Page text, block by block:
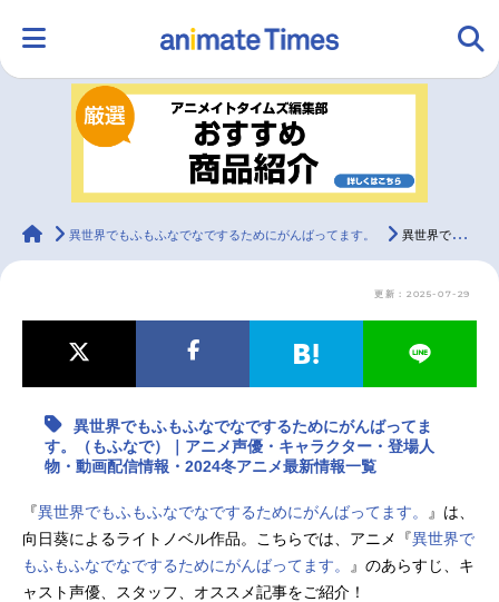
ランキング アニメ
ラジオ
最新記事一覧
アニメ映画一覧 実写化映画一覧
今期アニメ曜日別一覧
animateTimes
異世界でもふもふなでなでするためにがんばってます。 異世界でもふもふなでなでするためにがんばってます。（もふなで）｜アニメ声優・キャラクター・登場人物・動画配信情報・2024冬アニメ最新情報一覧
更新：2025-07-29
異世界でもふもふなでなでするためにがんばってま
す。（もふなで）｜アニメ声優・キャラクター・登場人
物・動画配信情報・2024冬アニメ最新情報一覧
『異世界でもふもふなでなでするためにがんばってます。
』は、
向日葵によるライトノベル作品。こちらでは、アニメ『異世界で
もふもふなでなでするためにがんばってます。
』のあらすじ、キ
ャスト声優、スタッフ、オススメ記事をご紹介！